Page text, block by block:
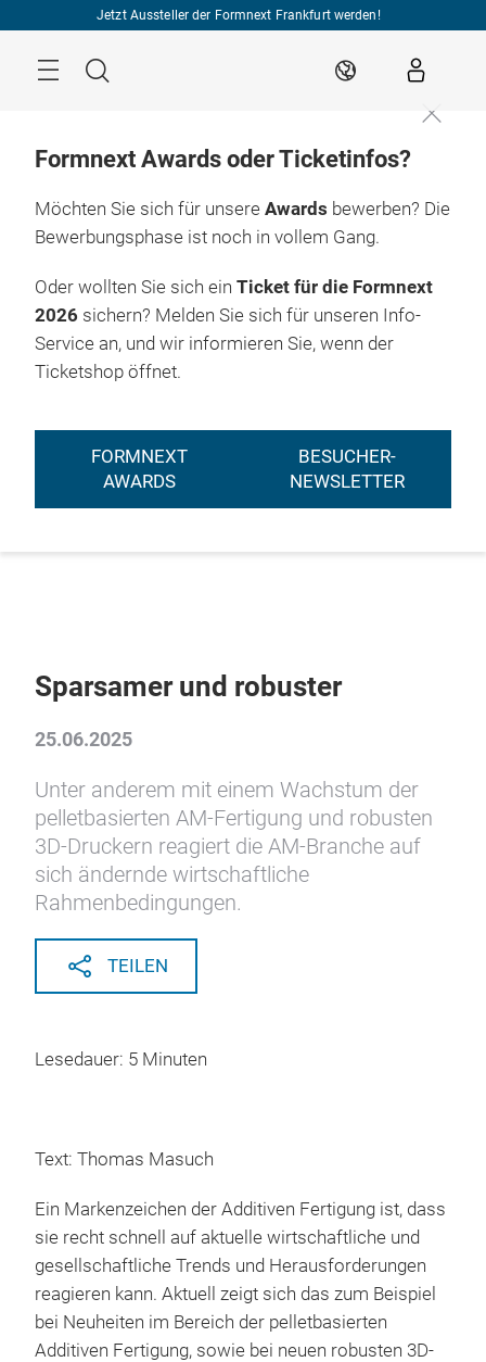
Jetzt Aussteller der Formnext Frankfurt werden!
Suche DE
Formnext Awards oder Ticketinfos?
Möchten Sie sich für unsere Awards bewerben? Die
Bewerbungsphase ist noch in vollem Gang.
Oder wollten Sie sich ein Ticket für die Formnext
2026 sichern? Melden Sie sich für unseren Info-
Service an, und wir informieren Sie, wenn der
Ticketshop öffnet.
FORMNEXT
AWARDS
BESUCHER-
NEWSLETTER
Sparsamer und robuster
25.06.2025
Unter anderem mit einem Wachstum der
pelletbasierten AM-Fertigung und robusten
3D-Druckern reagiert die AM-Branche auf
sich ändernde wirtschaftliche
Rahmenbedingungen.
TEILEN
Lesedauer: 5 Minuten
Text: Thomas Masuch
Ein Markenzeichen der Additiven Fertigung ist, dass
sie recht schnell auf aktuelle wirtschaftliche und
gesellschaftliche Trends und Herausforderungen
reagieren kann. Aktuell zeigt sich das zum Beispiel
bei Neuheiten im Bereich der pelletbasierten
Additiven Fertigung, sowie bei neuen robusten 3D-